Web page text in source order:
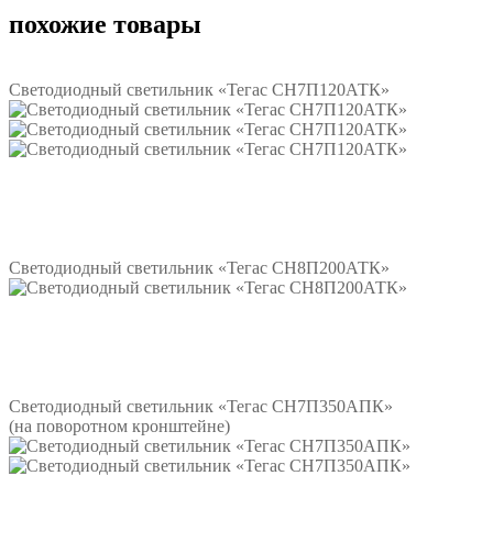
похожие товары
Светодиодный светильник «Тегас СН7П120АТК»
Светодиодный светильник «Тегас СН8П200АТК»
Светодиодный светильник «Тегас СН7П350АПК»
(на поворотном кронштейне)